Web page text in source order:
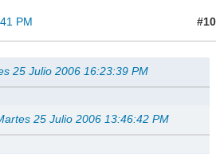
PM #10
25 Julio 2006 16:23:39 PM
25 Julio 2006 13:46:42 PM